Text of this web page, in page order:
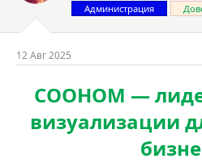
Администрация
12 Авг 2025
COOHOM —
визуализации